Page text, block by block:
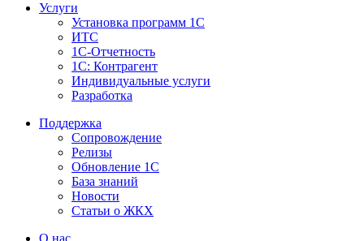
Услуги
Установка программ 1С
ИТС
1С-Отчетность
1С: Контрагент
Индивидуальные услуги
Разработка
Поддержка
Сопровождение
Релизы
Обновление 1С
База знаний
Новости
Статьи о ЖКХ
О нас